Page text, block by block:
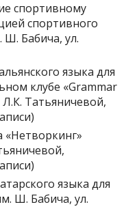
спортивному
спортивного
Бабича, ул.
языка для
клубе «Grammar
Татьяничевой,
«Нетворкинг»
языка для
Ш. Бабича, ул.